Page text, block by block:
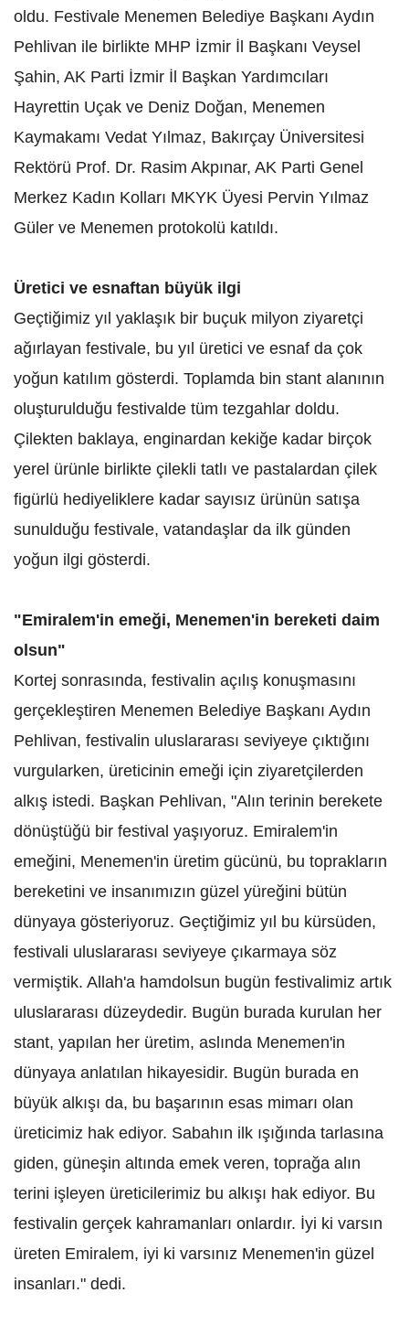
oldu. Festivale Menemen Belediye Başkanı Aydın
Pehlivan ile birlikte MHP İzmir İl Başkanı Veysel
Şahin, AK Parti İzmir İl Başkan Yardımcıları
Hayrettin Uçak ve Deniz Doğan, Menemen
Kaymakamı Vedat Yılmaz, Bakırçay Üniversitesi
Rektörü Prof. Dr. Rasim Akpınar, AK Parti Genel
Merkez Kadın Kolları MKYK Üyesi Pervin Yılmaz
Güler ve Menemen protokolü katıldı.
Üretici ve esnaftan büyük ilgi
Geçtiğimiz yıl yaklaşık bir buçuk milyon ziyaretçi
ağırlayan festivale, bu yıl üretici ve esnaf da çok
yoğun katılım gösterdi. Toplamda bin stant alanının
oluşturulduğu festivalde tüm tezgahlar doldu.
Çilekten baklaya, enginardan kekiğe kadar birçok
yerel ürünle birlikte çilekli tatlı ve pastalardan çilek
figürlü hediyeliklere kadar sayısız ürünün satışa
sunulduğu festivale, vatandaşlar da ilk günden
yoğun ilgi gösterdi.
"Emiralem'in emeği, Menemen'in bereketi daim
olsun"
Kortej sonrasında, festivalin açılış konuşmasını
gerçekleştiren Menemen Belediye Başkanı Aydın
Pehlivan, festivalin uluslararası seviyeye çıktığını
vurgularken, üreticinin emeği için ziyaretçilerden
alkış istedi. Başkan Pehlivan, "Alın terinin berekete
dönüştüğü bir festival yaşıyoruz. Emiralem'in
emeğini, Menemen'in üretim gücünü, bu toprakların
bereketini ve insanımızın güzel yüreğini bütün
dünyaya gösteriyoruz. Geçtiğimiz yıl bu kürsüden,
festivali uluslararası seviyeye çıkarmaya söz
vermiştik. Allah'a hamdolsun bugün festivalimiz artık
uluslararası düzeydedir. Bugün burada kurulan her
stant, yapılan her üretim, aslında Menemen'in
dünyaya anlatılan hikayesidir. Bugün burada en
büyük alkışı da, bu başarının esas mimarı olan
üreticimiz hak ediyor. Sabahın ilk ışığında tarlasına
giden, güneşin altında emek veren, toprağa alın
terini işleyen üreticilerimiz bu alkışı hak ediyor. Bu
festivalin gerçek kahramanları onlardır. İyi ki varsın
üreten Emiralem, iyi ki varsınız Menemen'in güzel
insanları." dedi.